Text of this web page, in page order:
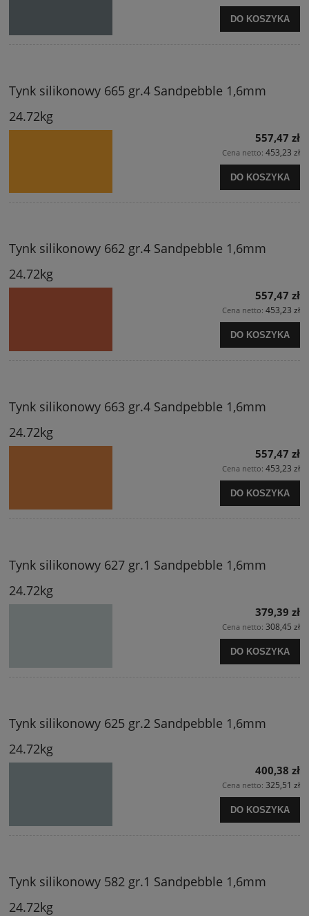
DO KOSZYKA
Tynk silikonowy 665 gr.4 Sandpebble 1,6mm
24.72kg
557,47 zł
Cena netto: 453,23 zł
DO KOSZYKA
Tynk silikonowy 662 gr.4 Sandpebble 1,6mm
24.72kg
557,47 zł
Cena netto: 453,23 zł
DO KOSZYKA
Tynk silikonowy 663 gr.4 Sandpebble 1,6mm
24.72kg
557,47 zł
Cena netto: 453,23 zł
DO KOSZYKA
Tynk silikonowy 627 gr.1 Sandpebble 1,6mm
24.72kg
379,39 zł
Cena netto: 308,45 zł
DO KOSZYKA
Tynk silikonowy 625 gr.2 Sandpebble 1,6mm
24.72kg
400,38 zł
Cena netto: 325,51 zł
DO KOSZYKA
Tynk silikonowy 582 gr.1 Sandpebble 1,6mm
24.72kg